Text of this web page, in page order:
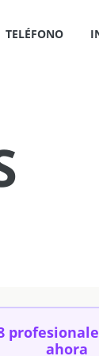
TELÉFONO
ahora